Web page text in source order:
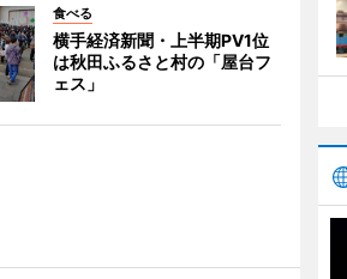
食べる
横手経済新聞・上半期PV1位
は秋田ふるさと村の「屋台フ
ェス」